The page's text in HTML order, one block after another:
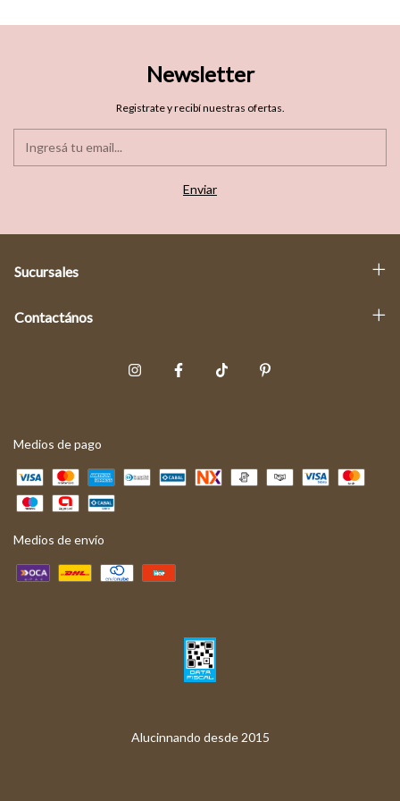
Newsletter
Registrate y recibí nuestras ofertas.
Sucursales
Contactános
Medios de pago
Medios de envío